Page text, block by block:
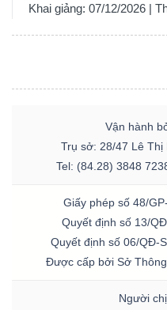
Khai giảng: 07/12/2026 |
Vận hành
Trụ sở: 28/47 Lê Thị
Tel: (84.28) 3848
Giấy phép số 48/
Quyết định số 13/
Quyết định số 06/QĐ-
Được cấp bởi Sở
Người